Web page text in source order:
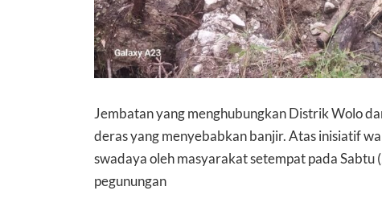
Jembatan yang menghubungkan Distrik Wolo
deras yang menyebabkan banjir. Atas inisiatif
swadaya oleh masyarakat setempat pada
pegunungan